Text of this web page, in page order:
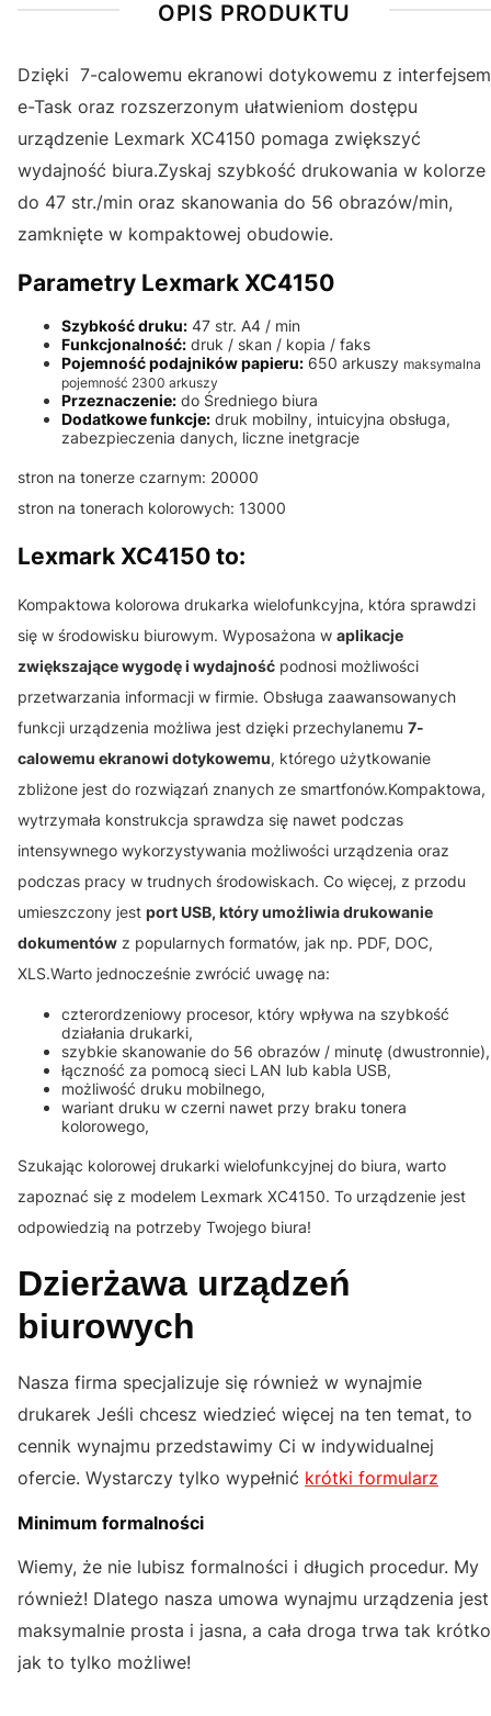
OPIS PRODUKTU
Dzięki 7-calowemu ekranowi dotykowemu z interfejsem
e-Task oraz rozszerzonym ułatwieniom dostępu
urządzenie Lexmark XC4150 pomaga zwiększyć
wydajność biura.Zyskaj szybkość drukowania w kolorze
do 47 str./min oraz skanowania do 56 obrazów/min,
zamknięte w kompaktowej obudowie.
Parametry Lexmark XC4150
Szybkość druku: 47 str. A4 / min
Funkcjonalność: druk / skan / kopia / faks
Pojemność podajników papieru: 650 arkuszy maksymalna
pojemność 2300 arkuszy
Przeznaczenie: do Średniego biura
Dodatkowe funkcje: druk mobilny, intuicyjna obsługa,
zabezpieczenia danych, liczne inetgracje
stron na tonerze czarnym: 20000
stron na tonerach kolorowych: 13000
Lexmark XC4150 to:
Kompaktowa kolorowa drukarka wielofunkcyjna, która sprawdzi
się w środowisku biurowym. Wyposażona w aplikacje
zwiększające wygodę i wydajność podnosi możliwości
przetwarzania informacji w firmie. Obsługa zaawansowanych
funkcji urządzenia możliwa jest dzięki przechylanemu 7-
calowemu ekranowi dotykowemu, którego użytkowanie
zbliżone jest do rozwiązań znanych ze smartfonów.Kompaktowa,
wytrzymała konstrukcja sprawdza się nawet podczas
intensywnego wykorzystywania możliwości urządzenia oraz
podczas pracy w trudnych środowiskach. Co więcej, z przodu
umieszczony jest port USB, który umożliwia drukowanie
dokumentów z popularnych formatów, jak np. PDF, DOC,
XLS.Warto jednocześnie zwrócić uwagę na:
czterordzeniowy procesor, który wpływa na szybkość
działania drukarki,
szybkie skanowanie do 56 obrazów / minutę (dwustronnie),
łączność za pomocą sieci LAN lub kabla USB,
możliwość druku mobilnego,
wariant druku w czerni nawet przy braku tonera
kolorowego,
Szukając kolorowej drukarki wielofunkcyjnej do biura, warto
zapoznać się z modelem Lexmark XC4150. To urządzenie jest
odpowiedzią na potrzeby Twojego biura!
Dzierżawa urządzeń
biurowych
Nasza firma specjalizuje się również w wynajmie
drukarek Jeśli chcesz wiedzieć więcej na ten temat, to
cennik wynajmu przedstawimy Ci w indywidualnej
ofercie. Wystarczy tylko wypełnić krótki formularz
Minimum formalności
Wiemy, że nie lubisz formalności i długich procedur. My
również! Dlatego nasza umowa wynajmu urządzenia jest
maksymalnie prosta i jasna, a cała droga trwa tak krótko
jak to tylko możliwe!